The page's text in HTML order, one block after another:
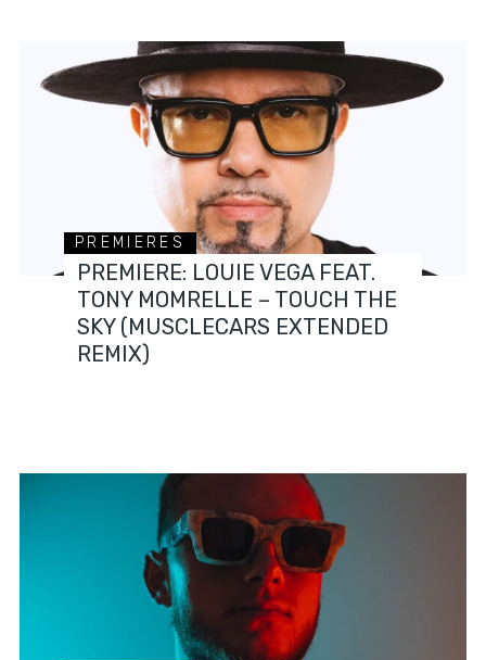
PREMIERES
PREMIERE: LOUIE VEGA FEAT.
TONY MOMRELLE – TOUCH THE
SKY (MUSCLECARS EXTENDED
REMIX)